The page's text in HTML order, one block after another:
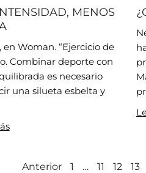
MENOS
en Woman. “Ejercicio de
Combinar deporte con
es necesario
una silueta esbelta y
Anterior 1 … 11 12 13